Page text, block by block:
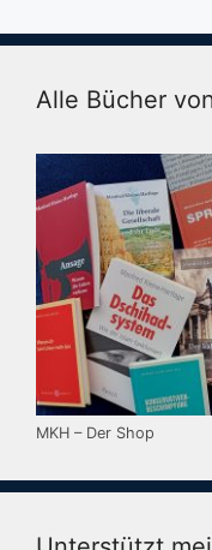
Alle Bücher
MKH – Der Shop